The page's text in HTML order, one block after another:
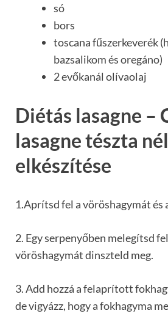
só
bors
toscana fűszerkeverék
bazsalikom és oregáno)
2 evőkanál olívaolaj
Diétás lasagne –
lasagne tészta
elkészítése
1.Aprítsd fel a vöröshagymát és
2. Egy serpenyőben melegítsd
vöröshagymát dinszteld meg.
3. Add hozzá a felaprított
de vigyázz, hogy a fokhagyma